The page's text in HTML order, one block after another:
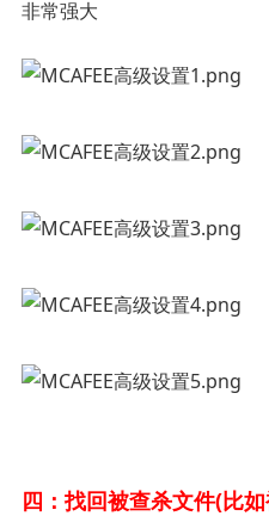
非常强大
四：找回被查杀文件(比